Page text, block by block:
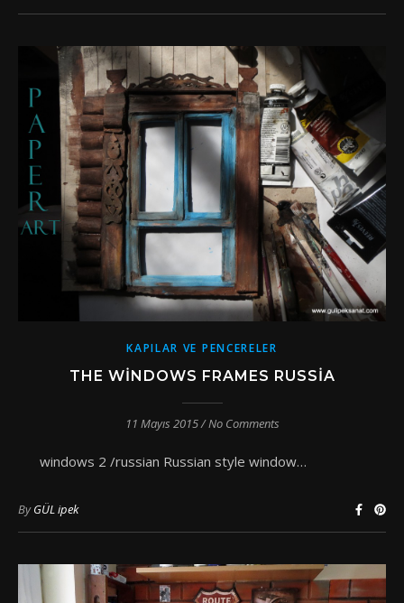
KAPILAR VE PENCERELER
THE WINDOWS FRAMES RUSSIA
11 Mayıs 2015/No Comments
windows 2 /russian Russian style window…
ByGÜL ipek